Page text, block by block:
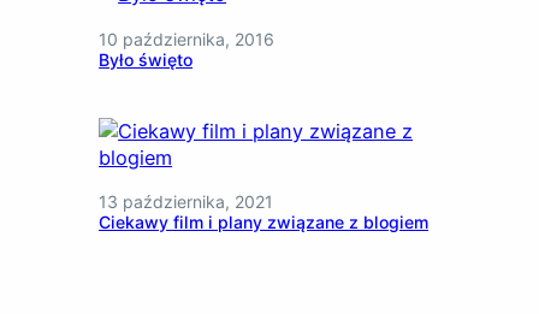
10 października, 2016
Było święto
13 października, 2021
Ciekawy film i plany związane z blogiem